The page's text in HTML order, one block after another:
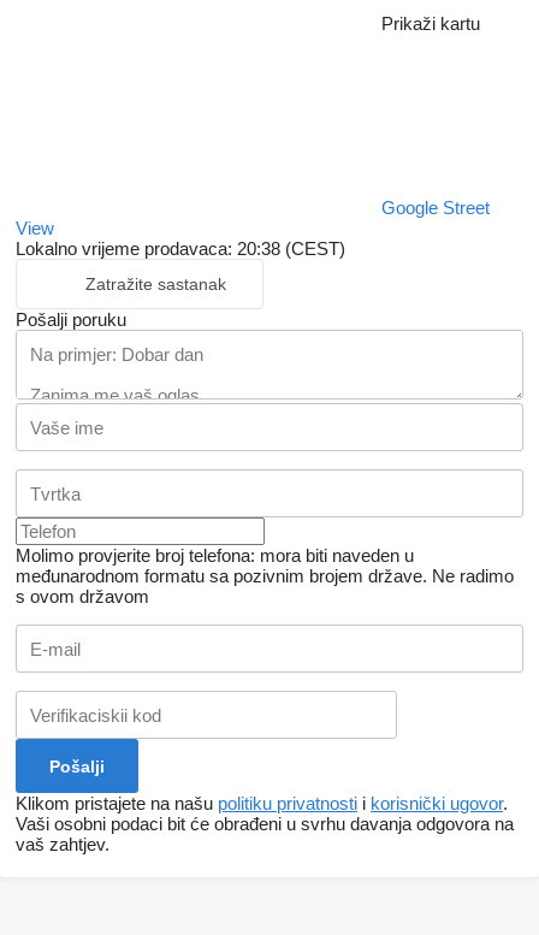
Prikaži kartu
Google Street
View
Lokalno vrijeme prodavaca: 20:38 (CEST)
Zatražite sastanak
Pošalji poruku
Molimo provjerite broj telefona: mora biti naveden u
međunarodnom formatu sa pozivnim brojem države. Ne radimo
s ovom državom
Klikom pristajete na našu politiku privatnosti i korisnički ugovor.
Vaši osobni podaci bit će obrađeni u svrhu davanja odgovora na
vaš zahtjev.